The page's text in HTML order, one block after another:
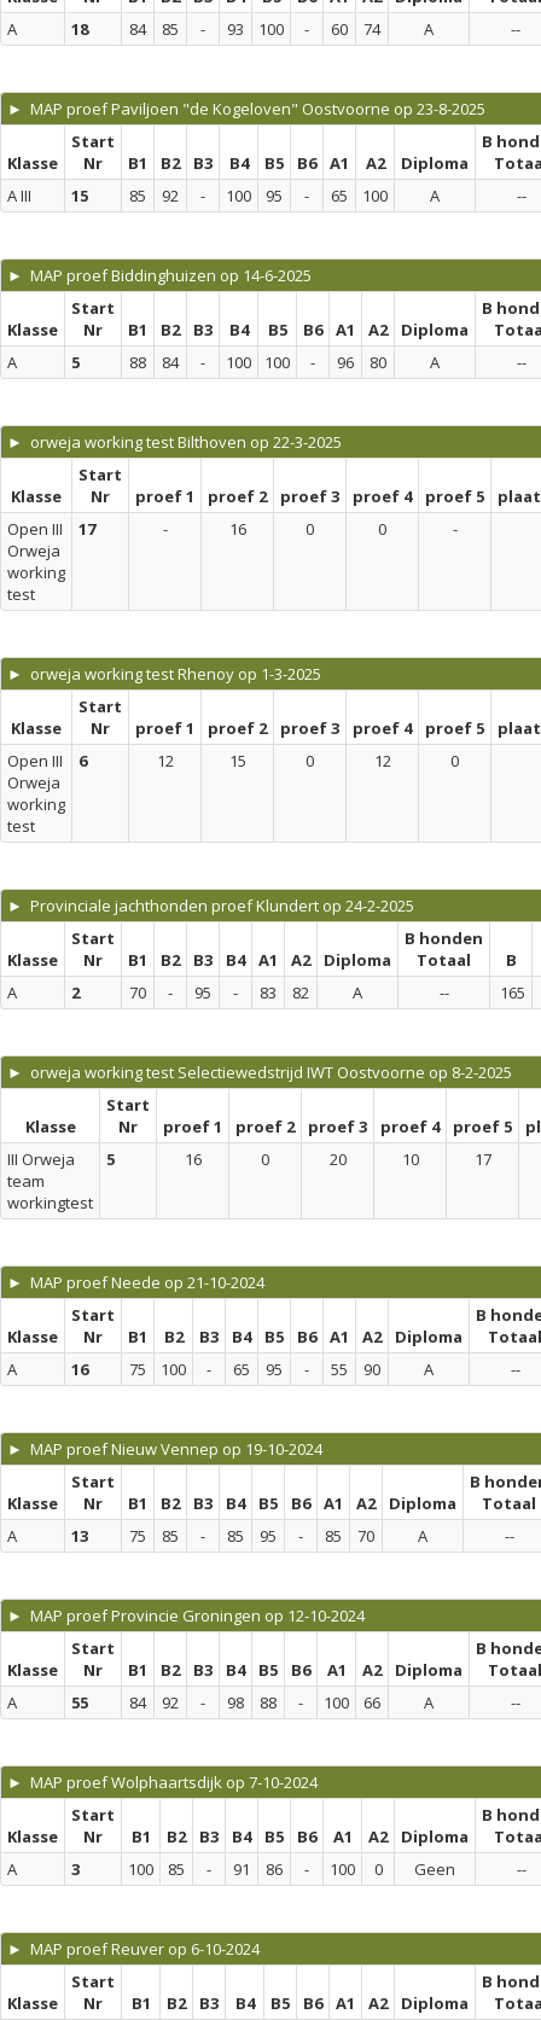
A
18 84 85 - 93 100 - 60 74 A --
► MAP proef Paviljoen "de Kogeloven" Oostvoorne op 23-8-2025
Klasse
Start
Nr
B1 B2 B3 B4 B5 B6 A1 A2 Diploma
B
A III
15 85 92 - 100 95 - 65 100 A --
► MAP proef Biddinghuizen op 14-6-2025
Klasse
Start
Nr
B1 B2 B3 B4 B5 B6 A1 A2 Diploma
B
A
5 88 84 - 100 100 - 96 80 A --
► orweja working test Bilthoven op 22-3-2025
Klasse
Start
Nr
proef 1 proef 2 proef 3 proef 4 proef 5
Open III
Orweja
working
test
17 - 16 0 0 -
► orweja working test Rhenoy op 1-3-2025
Klasse
Start
Nr
proef 1 proef 2 proef 3 proef 4 proef 5
Open III
Orweja
working
test
6 12 15 0 12 0
► Provinciale jachthonden proef Klundert op 24-2-2025
Klasse
Start
Nr
B1 B2 B3 B4 A1 A2 Diploma
B honden
Totaal
B
A
2 70 - 95 - 83 82 A -- 165
► orweja working test Selectiewedstrijd IWT Oostvoorne op 8-2-2025
Klasse
Start
Nr
proef 1 proef 2 proef 3 proef 4 proef 5
III Orweja
team
workingtest
5 16 0 20 10 17
► MAP proef Neede op 21-10-2024
Klasse
Start
Nr
B1 B2 B3 B4 B5 B6 A1 A2 Diploma
B
Totaal
A
16 75 100 - 65 95 - 55 90 A --
► MAP proef Nieuw Vennep op 19-10-2024
Klasse
Start
Nr
B1 B2 B3 B4 B5 B6 A1 A2 Diploma
B
Totaal
A
13 75 85 - 85 95 - 85 70 A --
► MAP proef Provincie Groningen op 12-10-2024
Klasse
Start
Nr
B1 B2 B3 B4 B5 B6 A1 A2 Diploma
B
Totaal
A
55 84 92 - 98 88 - 100 66 A --
► MAP proef Wolphaartsdijk op 7-10-2024
Klasse
Start
Nr
B1 B2 B3 B4 B5 B6 A1 A2 Diploma
B
A
3 100 85 - 91 86 - 100 0 Geen --
► MAP proef Reuver op 6-10-2024
Klasse
Start
Nr
B1 B2 B3 B4 B5 B6 A1 A2 Diploma
B